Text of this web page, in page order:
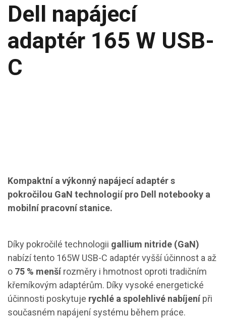
Dell napájecí
adaptér 165 W USB-
C
Kompaktní a výkonný napájecí adaptér s
pokročilou GaN technologií pro Dell notebooky a
mobilní pracovní stanice.
Díky pokročilé technologii gallium nitride (GaN)
nabízí tento 165W USB-C adaptér vyšší účinnost a až
o 75 % menšírozměry i hmotnost oproti tradičním
křemíkovým adaptérům. Díky vysoké energetické
účinnosti poskytuje rychlé a spolehlivé nabíjenípři
současném napájení systému během práce.